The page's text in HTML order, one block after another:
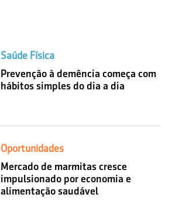
Saúde Física
Prevenção à demência começa com
hábitos simples do dia a dia
Oportunidades
Mercado de marmitas cresce
impulsionado por economia e
alimentação saudável